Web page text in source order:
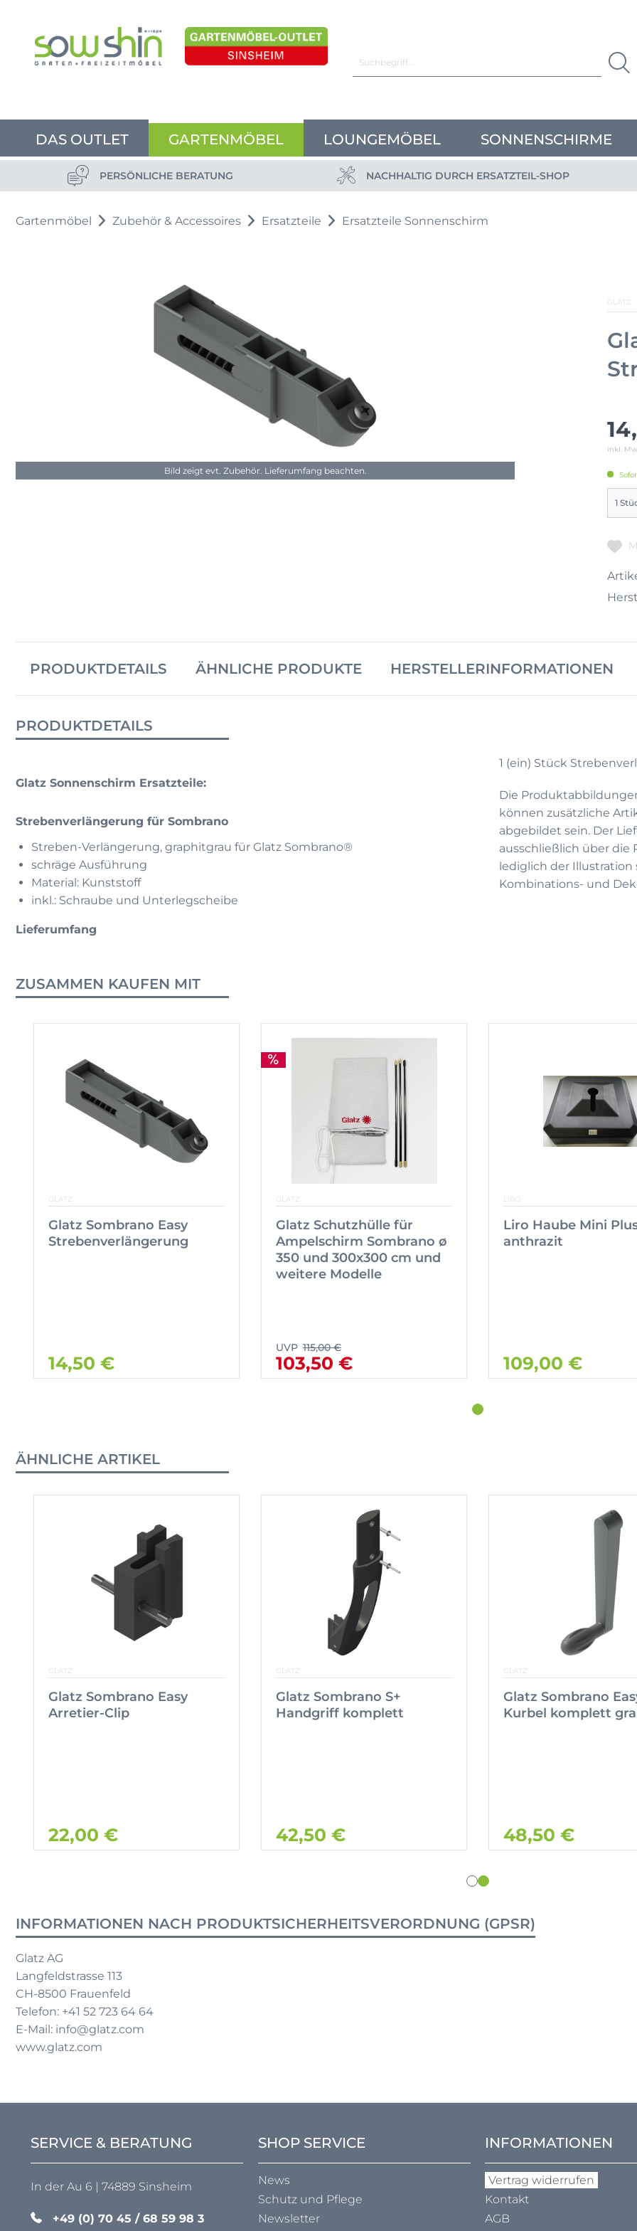
DAS OUTLET GARTENMÖBEL LOUNGEMÖBEL SONNENSCHIRME
PERSÖNLICHE BERATUNG NACHHALTIG DURCH ERSATZTEIL-SHOP
Gartenmöbel Zubehör & Accessoires Ersatzteile Ersatzteile Sonnenschirm
Bild zeigt evt. Zubehör. Lieferumfang beachten.
GLATZ
inkl.
PRODUKTDETAILS ÄHNLICHE PRODUKTE HERSTELLERINFORMATIONEN
PRODUKTDETAILS
Glatz Sonnenschirm Ersatzteile:
Strebenverlängerung für Sombrano
Streben-Verlängerung, graphitgrau für Glatz Sombrano®
schräge Ausführung
Material: Kunststoff
inkl.: Schraube und Unterlegscheibe
Lieferumfang
1 (ein) Stück
Die
können zusätzliche
abgebildet sein. Der
ausschließlich über
lediglich der
Kombinations- und
ZUSAMMEN KAUFEN MIT
GLATZ
Glatz Sombrano Easy
Strebenverlängerung
14,50 €
GLATZ
Glatz Schutzhülle für
Ampelschirm Sombrano ø
350 und 300x300 cm und
weitere Modelle
UVP 115,00 €
103,50 €
LIRO
Liro Haube Mini
anthrazit
109,00 €
ÄHNLICHE ARTIKEL
GLATZ
Glatz Sombrano Easy
Arretier-Clip
22,00 €
GLATZ
Glatz Sombrano S+
Handgriff komplett
42,50 €
GLATZ
Glatz Sombrano
Kurbel komplett
48,50 €
INFORMATIONEN NACH PRODUKTSICHERHEITSVERORDNUNG (GPSR)
Glatz AG
Langfeldstrasse 113
CH-8500 Frauenfeld
Telefon: +41 52 723 64 64
E-Mail: info@glatz.com
www.glatz.com
SERVICE & BERATUNG
In der Au 6 | 74889 Sinsheim
+49 (0) 70 45 / 68 59 98 3
SHOP SERVICE
News
Schutz und Pflege
Newsletter
INFORMATIONEN
Vertrag widerrufen
Kontakt
AGB